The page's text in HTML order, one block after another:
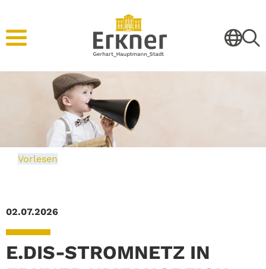
Vorlesen
02.07.2026
E.DIS-STROMNETZ IN